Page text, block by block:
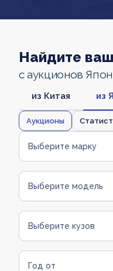
Найдите
с аукционов
из Китая из
Аукционы
Выберите марку
Выберите модель
Выберите кузов
Год от